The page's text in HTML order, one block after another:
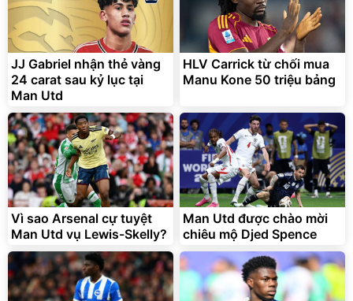
Lót ghế ôtô, nâng lưng
chống nóng giúp thoải mái
trong di chuyển
295.000đ
Đã bán nhiều
JJ Gabriel nhận thẻ vàng
24 carat sau kỷ lục tại
Man Utd
HLV Carrick từ chối mua
Manu Kone 50 triệu bảng
Vì sao Arsenal cự tuyệt
Man Utd vụ Lewis-Skelly?
Man Utd được chào mời
chiêu mộ Djed Spence